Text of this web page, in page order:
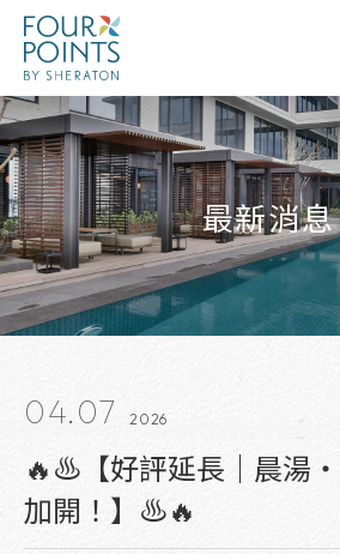
最新消息
04.07 2026
🔥♨️【好評延長｜晨湯
加開！】♨️🔥